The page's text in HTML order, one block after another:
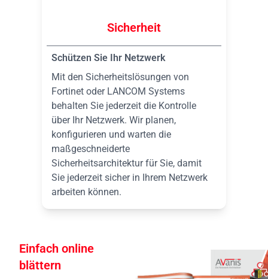
Sicherheit
Schützen Sie Ihr Netzwerk
Mit den Sicherheitslösungen von
Fortinet oder LANCOM Systems
behalten Sie jederzeit die Kontrolle
über Ihr Netzwerk. Wir planen,
konfigurieren und warten die
maßgeschneiderte
Sicherheitsarchitektur für Sie, damit
Sie jederzeit sicher in Ihrem Netzwerk
arbeiten können.
Einfach online
blättern